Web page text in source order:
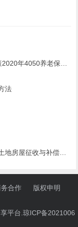
养老保险补贴多少钱
法
房屋征收与补偿条例
合作
版权申明
平台.琼ICP备2021006